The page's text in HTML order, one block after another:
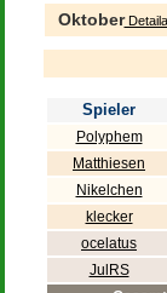
Oktober
Spieler
Polyphem
Matthiesen
Nikelchen
klecker
ocelatus
JulRS